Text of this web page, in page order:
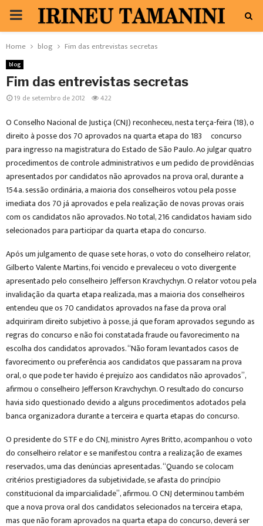
PRIMARY
MENU
Home blog Fim das entrevistas secretas
blog
Fim das entrevistas secretas
19 de setembro de 2012 422
O Conselho Nacional de Justiça (CNJ) reconheceu, nesta terça-feira (18), o
direito à posse dos 70 aprovados na quarta etapa do 183º concurso
para ingresso na magistratura do Estado de São Paulo. Ao julgar quatro
procedimentos de controle administrativos e um pedido de providências
apresentados por candidatos não aprovados na prova oral, durante a
154a. sessão ordinária, a maioria dos conselheiros votou pela posse
imediata dos 70 já aprovados e pela realização de novas provas orais
com os candidatos não aprovados. No total, 216 candidatos haviam sido
selecionados para participar da quarta etapa do concurso.
Após um julgamento de quase sete horas, o voto do conselheiro relator,
Gilberto Valente Martins, foi vencido e prevaleceu o voto divergente
apresentado pelo conselheiro Jefferson Kravchychyn. O relator votou pela
invalidação da quarta etapa realizada, mas a maioria dos conselheiros
entendeu que os 70 candidatos aprovados na fase da prova oral
adquiriram direito subjetivo à posse, já que foram aprovados segundo as
regras do concurso e não foi constatada fraude ou favorecimento na
escolha dos candidatos aprovados. “Não foram levantados casos de
favorecimento ou preferência aos candidatos que passaram na prova
oral, o que pode ter havido é prejuízo aos candidatos não aprovados”,
afirmou o conselheiro Jefferson Kravchychyn. O resultado do concurso
havia sido questionado devido a alguns procedimentos adotados pela
banca organizadora durante a terceira e quarta etapas do concurso.
O presidente do STF e do CNJ, ministro Ayres Britto, acompanhou o voto
do conselheiro relator e se manifestou contra a realização de exames
reservados, uma das denúncias apresentadas. “Quando se colocam
critérios prestigiadores da subjetividade, se afasta do princípio
constitucional da imparcialidade”, afirmou. O CNJ determinou também
que a nova prova oral dos candidatos selecionados na terceira etapa,
mas que não foram aprovados na quarta etapa do concurso, deverá ser